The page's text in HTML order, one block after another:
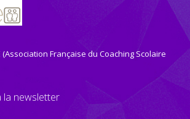
(Association Française du Coaching Scolaire
la newsletter